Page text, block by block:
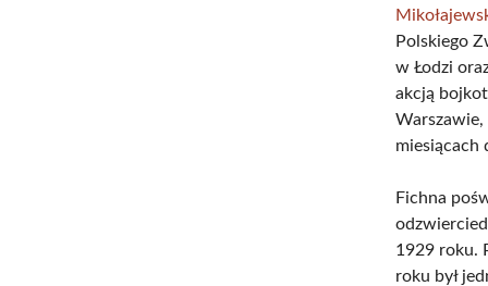
Polskiego
w Łodzi
akcją
Warszawie,
miesiącach
Fichna
1929 roku.
roku był